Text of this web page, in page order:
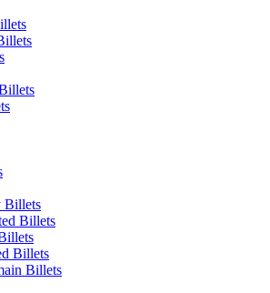
Billets
Billets
Billets
Billets